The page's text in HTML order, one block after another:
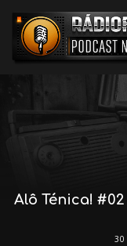
Alô Ténica!
30